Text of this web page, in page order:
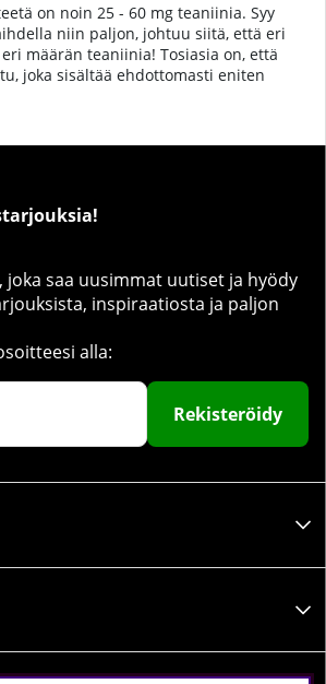
on noin 25 - 60 mg teaniinia. Syy
niin paljon, johtuu siitä, että eri
määrän teaniinia! Tosiasia on, että
joka sisältää ehdottomasti eniten
joka saa uusimmat uutiset ja hyödy
inspiraatiosta ja paljon
alla:
Rekisteröidy